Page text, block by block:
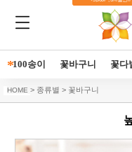
*100송이 꽃바구니 꽃다
HOME > 종류별 > 꽃바구니